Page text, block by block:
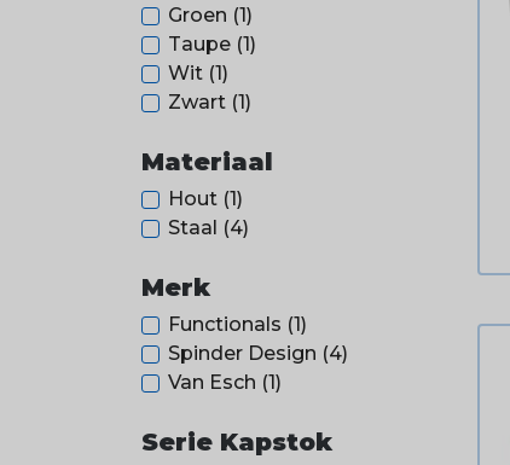
Groen (1)
Taupe (1)
Wit (1)
Zwart (1)
Materiaal
Hout (1)
Staal (4)
Merk
Functionals (1)
Spinder Design (4)
Van Esch (1)
Serie Kapstok